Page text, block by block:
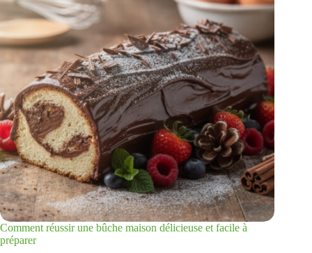
Comment réussir une bûche maison délicieuse et facile à
préparer